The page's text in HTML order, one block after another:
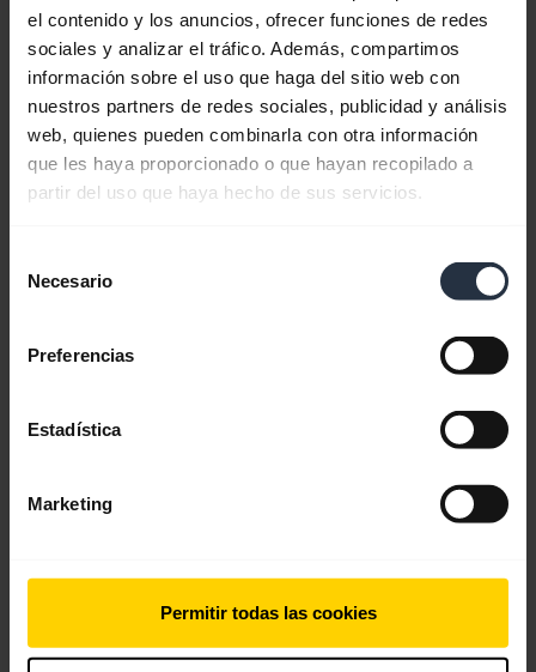
el contenido y los anuncios, ofrecer funciones de redes
sociales y analizar el tráfico. Además, compartimos
información sobre el uso que haga del sitio web con
nuestros partners de redes sociales, publicidad y análisis
web, quienes pueden combinarla con otra información
que les haya proporcionado o que hayan recopilado a
partir del uso que haya hecho de sus servicios.
Necesario
Preferencias
Estadística
Marketing
Permitir todas las cookies
Documentos de producto
Guía de inicio rápido
Inglés
Descargar